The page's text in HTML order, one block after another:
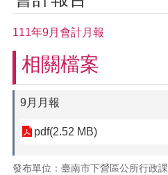
111年9月會計月報
相關檔案
9月月報
pdf(2.52 MB)
發布單位：臺南市下營區公所行政課